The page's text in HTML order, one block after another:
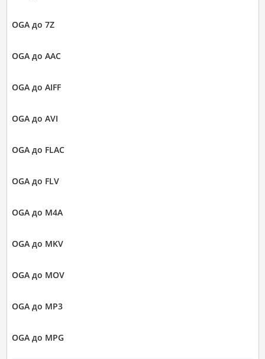
OGA до 7Z
OGA до AAC
OGA до AIFF
OGA до AVI
OGA до FLAC
OGA до FLV
OGA до M4A
OGA до MKV
OGA до MOV
OGA до MP3
OGA до MPG